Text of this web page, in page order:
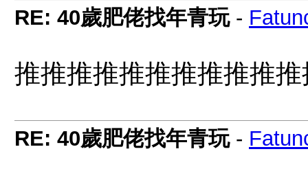
RE: 40歲肥佬找年青玩-
推推推推推推推推推推推
RE: 40歲肥佬找年青玩-